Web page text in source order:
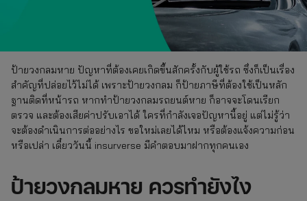
ป้ายวงกลมหาย ปัญหาที่ต้องเคยเกิดขึ้นสักครั้งกับผู้ใช้รถ ซึ่งก็เป็นเรื่อง
สำคัญที่ปล่อยไว้ไม่ได้ เพราะป้ายวงกลม ก็ป้ายภาษีที่ต้องใช้เป็นหลัก
ฐานติดที่หน้ารถ หากทำป้ายวงกลมรถยนต์หาย ก็อาจจะโดนเรียก
ตรวจ และต้องเสียค่าปรับเอาได้ ใครที่กำลังเจอปัญหานี้อยู่ แต่ไม่รู้ว่า
จะต้องดำเนินการต่ออย่างไร ขอใหม่เลยได้ไหม หรือต้องแจ้งความก่อน
หรือเปล่า เดี๋ยววันนี้ insurverse มีคำตอบมาฝากทุกคนเอง
ป้ายวงกลมหาย ควรทำยังไง